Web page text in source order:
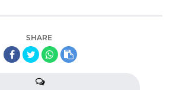
SHARE